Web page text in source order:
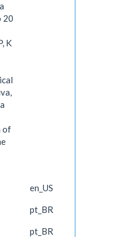
20
K
of
en_US
pt_BR
pt_BR